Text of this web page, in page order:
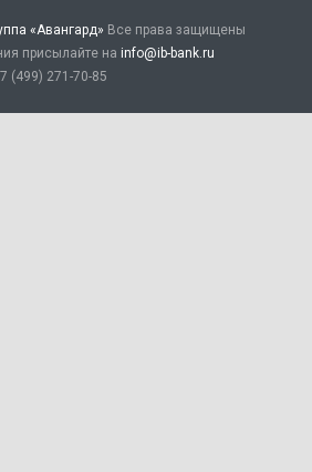
«Авангард» Все права защищены
присылайте на info@ib-bank.ru
(499) 271-70-85